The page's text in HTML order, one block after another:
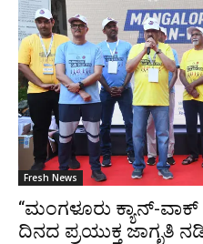
Fresh News
“ಮಂಗಳೂರು ಕ್ಯಾನ್-ವಾಕ್
ದಿನದ ಪ್ರಯುಕ್ತ ಜಾಗೃತಿ